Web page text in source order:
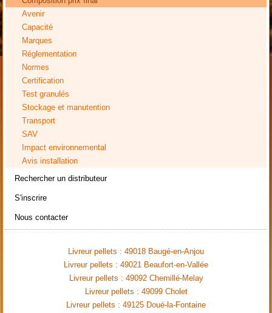
Avenir
Capacité
Marques
Réglementation
Normes
Certification
Test granulés
Stockage et manutention
Transport
SAV
Impact environnemental
Avis installation
Rechercher un distributeur
S'inscrire
Nous contacter
Livreur pellets : 49018 Baugé-en-Anjou
Livreur pellets : 49021 Beaufort-en-Vallée
Livreur pellets : 49092 Chemillé-Melay
Livreur pellets : 49099 Cholet
Livreur pellets : 49125 Doué-la-Fontaine